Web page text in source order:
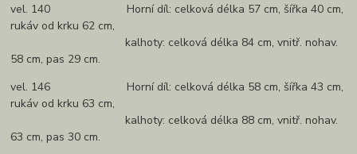
vel. 140 Horní díl: celková délka 57 cm, šířka 40 cm,
rukáv od krku 62 cm,
kalhoty: celková délka 84 cm, vnitř. nohav.
58 cm, pas 29 cm.
vel. 146 Horní díl: celková délka 58 cm, šířka 43 cm,
rukáv od krku 63 cm,
kalhoty: celková délka 88 cm, vnitř. nohav.
63 cm, pas 30 cm.